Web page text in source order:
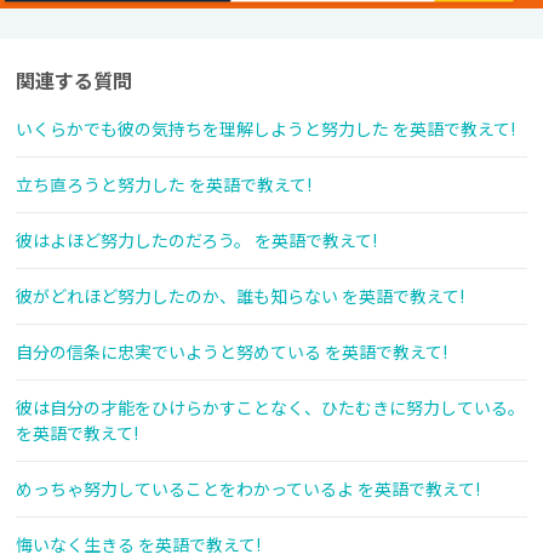
関連する質問
いくらかでも彼の気持ちを理解しようと努力した を英語で教えて!
立ち直ろうと努力した を英語で教えて!
彼はよほど努力したのだろう。 を英語で教えて!
彼がどれほど努力したのか、誰も知らない を英語で教えて!
自分の信条に忠実でいようと努めている を英語で教えて!
彼は自分の才能をひけらかすことなく、ひたむきに努力している。
を英語で教えて!
めっちゃ努力していることをわかっているよ を英語で教えて!
悔いなく生きる を英語で教えて!